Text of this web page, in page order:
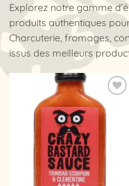
Explorez notre gamme
produits authentiques
Charcuterie, fromages,
issus des meilleurs
Ajouter
à la
liste